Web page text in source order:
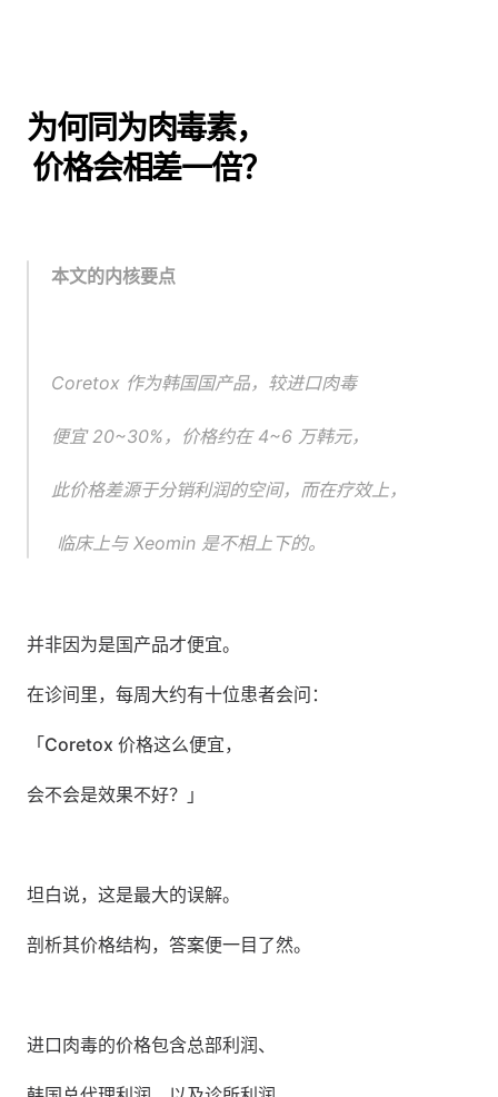
为何同为肉毒素，
价格会相差一倍？
本文的内核要点
Coretox 作为韩国国产品，较进口肉毒
便宜 20~30%，价格约在 4~6 万韩元，
此价格差源于分销利润的空间，而在疗效上，
临床上与 Xeomin 是不相上下的。
并非因为是国产品才便宜。
在诊间里，每周大约有十位患者会问：
「Coretox 价格这么便宜，
会不会是效果不好？」
坦白说，这是最大的误解。
剖析其价格结构，答案便一目了然。
进口肉毒的价格包含总部利润、